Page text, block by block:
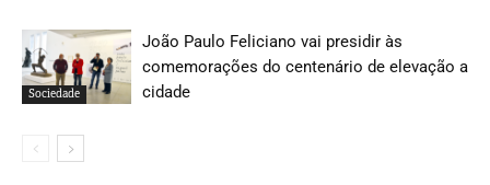
Sociedade
João Paulo Feliciano vai presidir às
comemorações do centenário de elevação a
cidade